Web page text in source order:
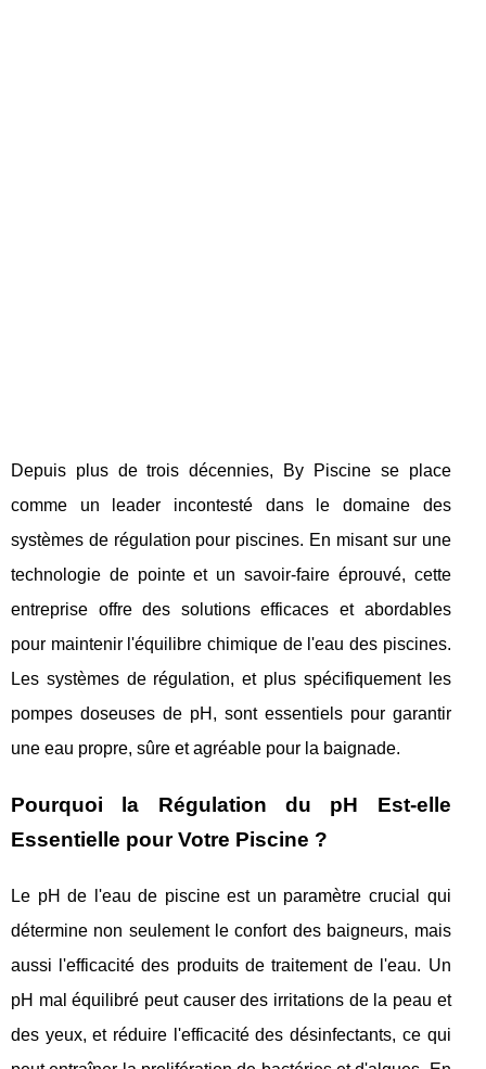
Depuis plus de trois décennies, By Piscine se place
comme un leader incontesté dans le domaine des
systèmes de régulation pour piscines. En misant sur une
technologie de pointe et un savoir-faire éprouvé, cette
entreprise offre des solutions efficaces et abordables
pour maintenir l'équilibre chimique de l'eau des piscines.
Les systèmes de régulation, et plus spécifiquement les
pompes doseuses de pH, sont essentiels pour garantir
une eau propre, sûre et agréable pour la baignade.
Pourquoi la Régulation du pH Est-elle
Essentielle pour Votre Piscine ?
Le pH de l'eau de piscine est un paramètre crucial qui
détermine non seulement le confort des baigneurs, mais
aussi l'efficacité des produits de traitement de l'eau. Un
pH mal équilibré peut causer des irritations de la peau et
des yeux, et réduire l'efficacité des désinfectants, ce qui